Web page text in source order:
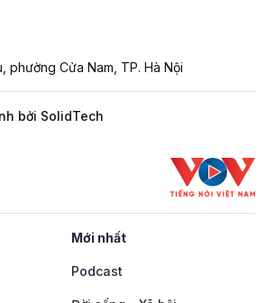
phường Cửa Nam, TP. Hà Nội
bởi SolidTech
Mới nhất
Podcast